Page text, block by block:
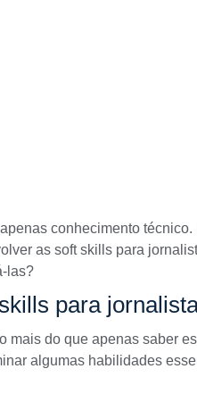
conhecimento
as soft skills para
las?
para
mais do que apenas saber
algumas habilidades